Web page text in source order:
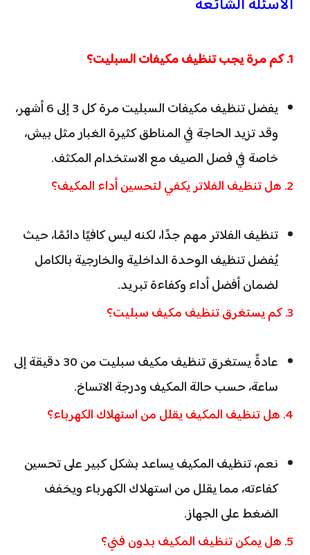
1. كم مرة يجب تنظيف مكيفات السبليت؟
يفضل تنظيف مكيفات السبليت مرة كل 3 إلى 6 أشهر،
وقد تزيد الحاجة في المناطق كثيرة الغبار مثل بيش،
خاصة في فصل الصيف مع الاستخدام المكثف.
2. هل تنظيف الفلاتر يكفي لتحسين أداء المكيف؟
تنظيف الفلاتر مهم جدًا، لكنه ليس كافيًا دائمًا، حيث
يُفضل تنظيف الوحدة الداخلية والخارجية بالكامل
لضمان أفضل أداء وكفاءة تبريد.
3. كم يستغرق تنظيف مكيف سبليت؟
عادةً يستغرق تنظيف مكيف سبليت من 30 دقيقة إلى
ساعة، حسب حالة المكيف ودرجة الاتساخ.
4. هل تنظيف المكيف يقلل من استهلاك الكهرباء؟
نعم، تنظيف المكيف يساعد بشكل كبير على تحسين
كفاءته، مما يقلل من استهلاك الكهرباء ويخفف
الضغط على الجهاز.
5. هل يمكن تنظيف المكيف بدون فني؟